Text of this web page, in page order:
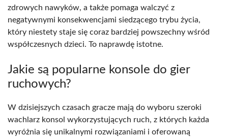
zdrowych nawyków, a także pomaga walczyć z
negatywnymi konsekwencjami siedzącego trybu życia,
który niestety staje się coraz bardziej powszechny wśród
współczesnych dzieci. To naprawdę istotne.
Jakie są popularne konsole do gier
ruchowych?
W dzisiejszych czasach gracze mają do wyboru szeroki
wachlarz konsol wykorzystujących ruch, z których każda
wyróżnia się unikalnymi rozwiązaniami i oferowaną